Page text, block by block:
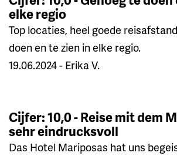
elke regio
Top locaties, heel goede
doen en te zien in elke regio.
19.06.2024 - Erika V.
Cijfer: 10,0 - Reise mit dem
sehr eindrucksvoll
Das Hotel Mariposas hat uns